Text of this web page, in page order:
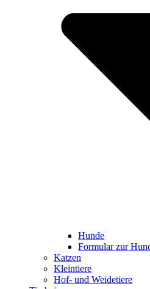
Hunde
Formular zur
Katzen
Kleintiere
Hof- und Weidetiere